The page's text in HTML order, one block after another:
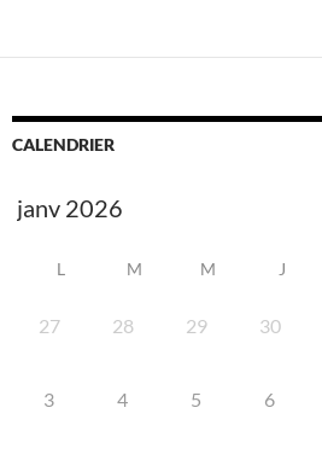
CALENDRIER
L M M J
27 28 29 30
3 4 5 6